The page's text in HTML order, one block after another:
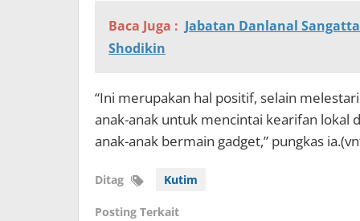
Baca Juga : Jabatan Danlanal
Shodikin
“Ini merupakan hal positif, selain
anak-anak untuk mencintai kearifan lokal
anak-anak bermain gadget,” pungkas
Ditag Kutim
Posting Terkait